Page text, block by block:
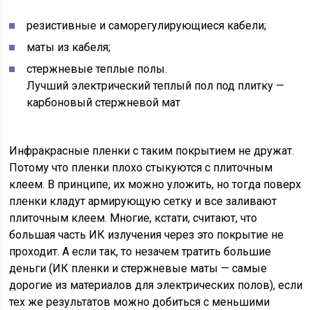
резистивные и саморегулирующиеся кабели;
маты из кабеля;
стержневые теплые полы.
Лучший электрический теплый пол под плитку —
карбоновый стержневой мат
Инфракрасные пленки с таким покрытием не дружат.
Потому что пленки плохо стыкуются с плиточным
клеем. В принципе, их можно уложить, но тогда поверх
пленки кладут армирующую сетку и все заливают
плиточным клеем. Многие, кстати, считают, что
большая часть ИК излучения через это покрытие не
проходит. А если так, то незачем тратить большие
деньги (ИК пленки и стержневые маты — самые
дорогие из материалов для электрических полов), если
тех же результатов можно добиться с меньшими